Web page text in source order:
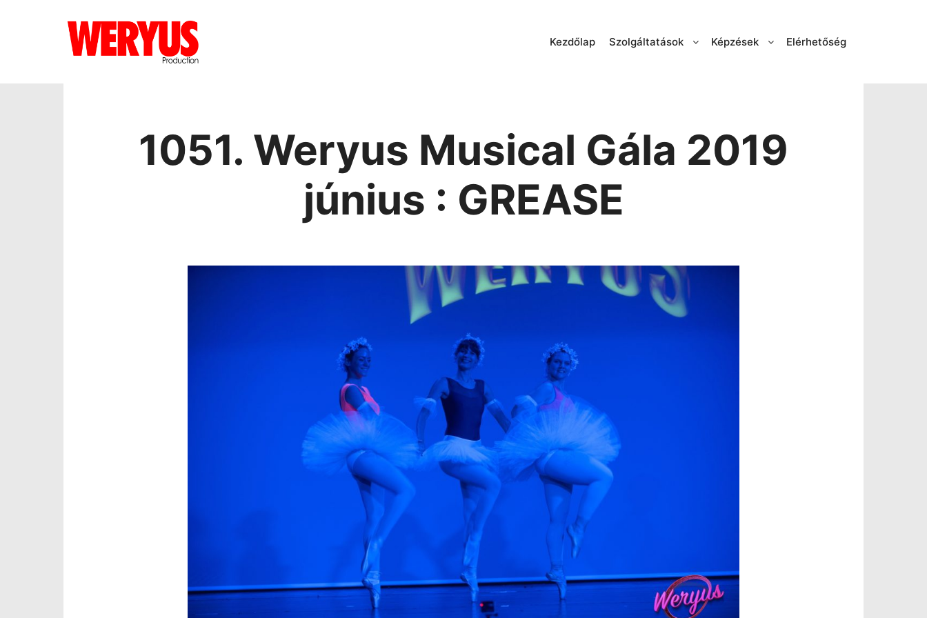
Kezdőlap Szolgáltatások Képzések Elérhetőség
1051. Weryus Musical Gála 2019
június : GREASE